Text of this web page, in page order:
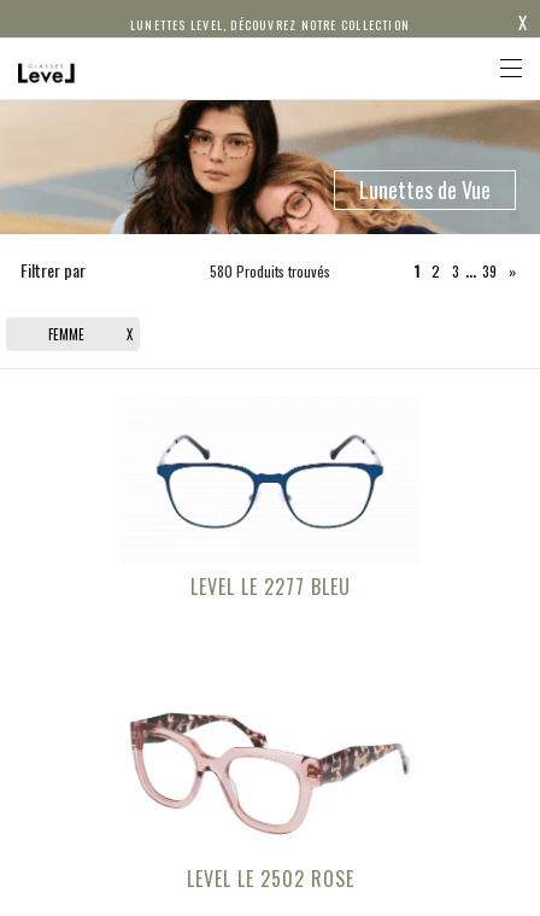
LUNETTES LEVEL, DÉCOUVREZ NOTRE COLLECTION X
Lunettes de Vue
Filtrer par 580 Produits trouvés
FEMME X
1 2 3 … 39 »
LEVEL LE 2277 BLEU
LEVEL LE 2502 ROSE